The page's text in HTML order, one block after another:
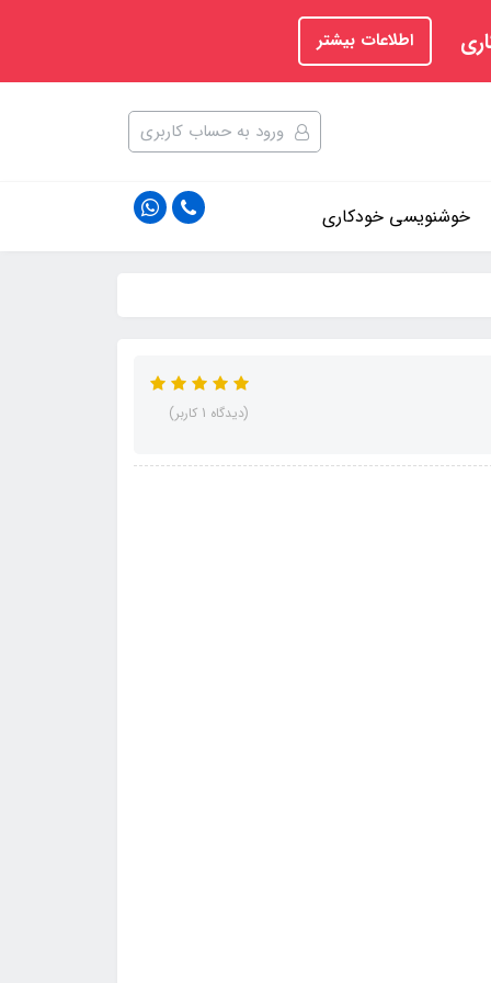
اطلاعات بیشتر
ورود به حساب کاربری
خوشنویسی خودکاری
(دیدگاه 1 کاربر)